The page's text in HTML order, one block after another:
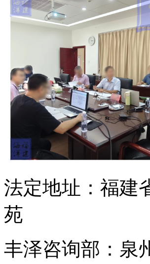
法定地址：福建
苑
丰泽咨询部：泉